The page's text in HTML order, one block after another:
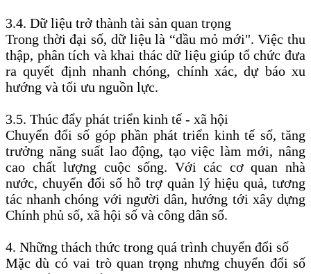
3.4. Dữ liệu trở thành tài sản quan trọng
Trong thời đại số, dữ liệu là “dầu mỏ mới". Việc thu
thập, phân tích và khai thác dữ liệu giúp tổ chức đưa
ra quyết định nhanh chóng, chính xác, dự báo xu
hướng và tối ưu nguồn lực.
3.5. Thúc đẩy phát triển kinh tế - xã hội
Chuyển đổi số góp phần phát triển kinh tế số, tăng
trưởng năng suất lao động, tạo việc làm mới, nâng
cao chất lượng cuộc sống. Với các cơ quan nhà
nước, chuyển đổi số hỗ trợ quản lý hiệu quả, tương
tác nhanh chóng với người dân, hướng tới xây dựng
Chính phủ số, xã hội số và công dân số.
4. Những thách thức trong quá trình chuyển đổi số
Mặc dù có vai trò quan trọng nhưng chuyển đổi số